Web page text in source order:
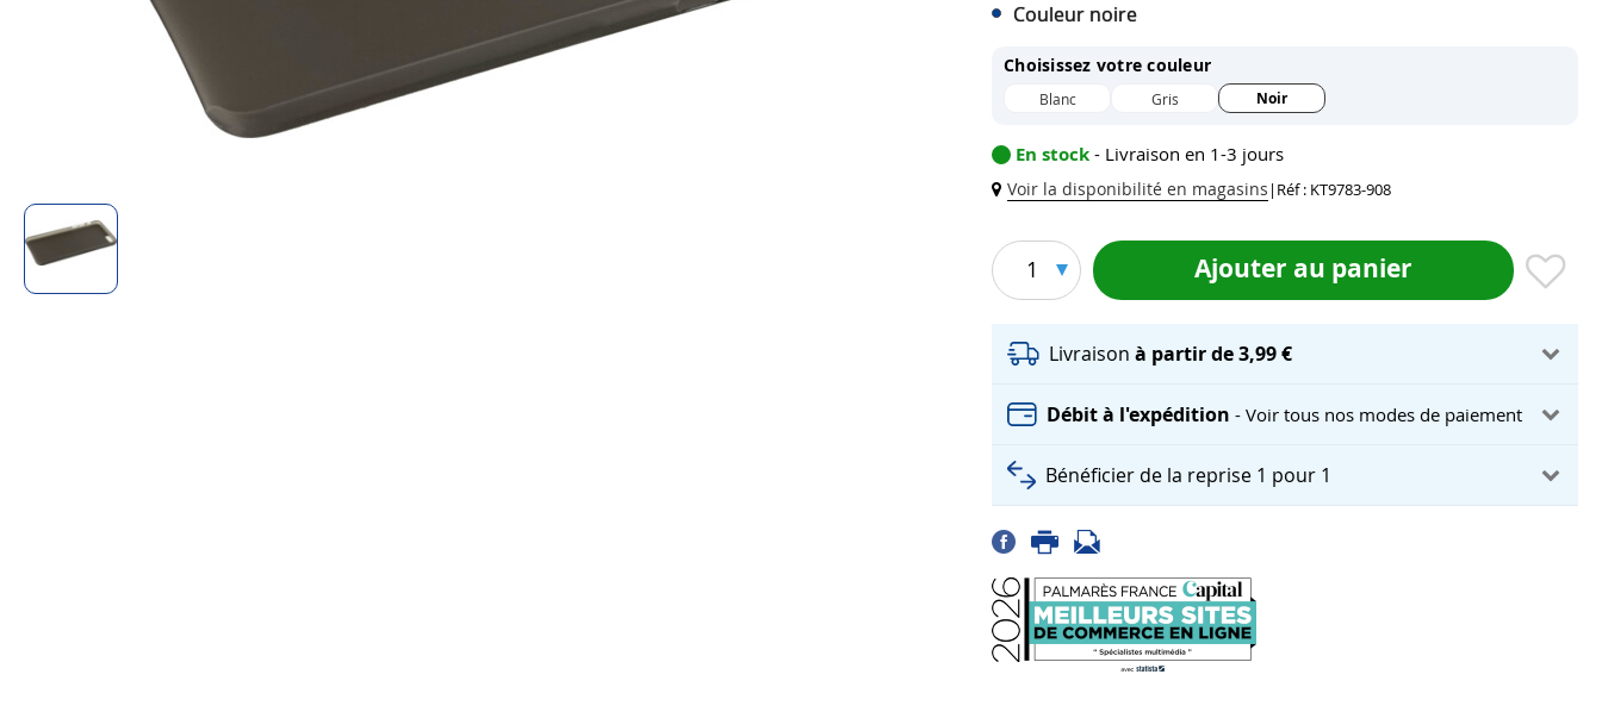
Couleur noire
Choisissez votre couleur
Blanc Gris Noir
En stock - Livraison en 1-3 jours
Voir la disponibilité en magasins | Réf : KT9783-908
1 Ajouter au panier
Livraisonà partir de 3,99 €
Débit à l'expédition- Voir tous nos modes de paiement
Bénéficier de la reprise 1 pour 1